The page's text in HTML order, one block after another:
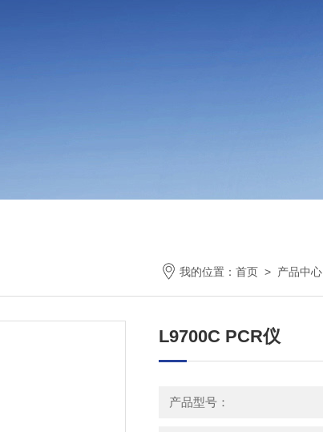
我的位置： 首页 > 产品中心
L9700C PCR仪
产品型号：